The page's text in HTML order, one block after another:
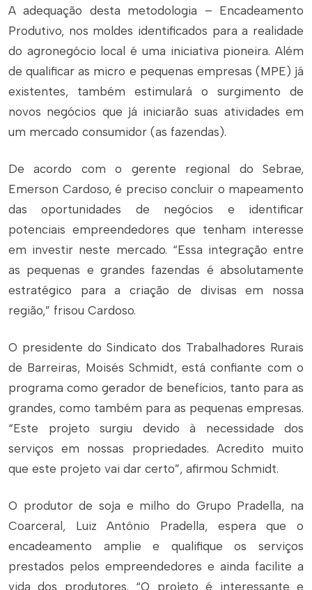
A adequação desta metodologia – Encadeamento
Produtivo, nos moldes identificados para a realidade
do agronegócio local é uma iniciativa pioneira. Além
de qualificar as micro e pequenas empresas (MPE) já
existentes, também estimulará o surgimento de
novos negócios que já iniciarão suas atividades em
um mercado consumidor (as fazendas).
De acordo com o gerente regional do Sebrae,
Emerson Cardoso, é preciso concluir o mapeamento
das oportunidades de negócios e identificar
potenciais empreendedores que tenham interesse
em investir neste mercado. “Essa integração entre
as pequenas e grandes fazendas é absolutamente
estratégico para a criação de divisas em nossa
região,” frisou Cardoso.
O presidente do Sindicato dos Trabalhadores Rurais
de Barreiras, Moisés Schmidt, está confiante com o
programa como gerador de benefícios, tanto para as
grandes, como também para as pequenas empresas.
“Este projeto surgiu devido à necessidade dos
serviços em nossas propriedades. Acredito muito
que este projeto vai dar certo”, afirmou Schmidt.
O produtor de soja e milho do Grupo Pradella, na
Coarceral, Luiz Antônio Pradella, espera que o
encadeamento amplie e qualifique os serviços
prestados pelos empreendedores e ainda facilite a
vida dos produtores. “O projeto é interessante e